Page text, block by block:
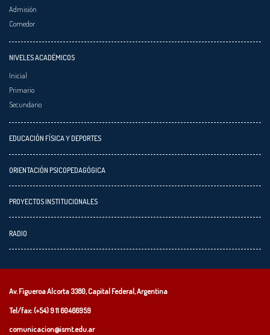
Admisión
Comedor
NIVELES ACADÉMICOS
Inicial
Primario
Secundario
EDUCACIÓN FÍSICA Y DEPORTES
ORIENTACIÓN PSICOPEDAGÓGICA
PROYECTOS INSTITUCIONALES
RADIO
Av. Figueroa Alcorta 3380, Capital Federal, Argentina
Tel/fax: (+54)9 11 60466959
comunicacion@ismt.edu.ar